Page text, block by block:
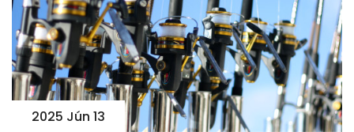
2025 Jún 13